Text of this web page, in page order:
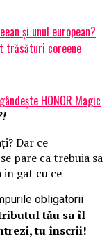
Dar ce
pare ca trebuia sa
in gat cu ce
tău sa îl
tu înscrii!
și unul european?
trăsături coreene
HONOR Magic
obligatorii